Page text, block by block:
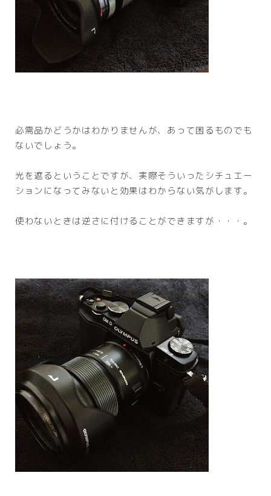
必需品かどうかはわかりませんが、あって困るものでも
ないでしょう。
光を遮るということですが、実際そういったシチュエー
ションになってみないと効果はわからない気がします。
使わないときは逆さに付けることができますが・・・。